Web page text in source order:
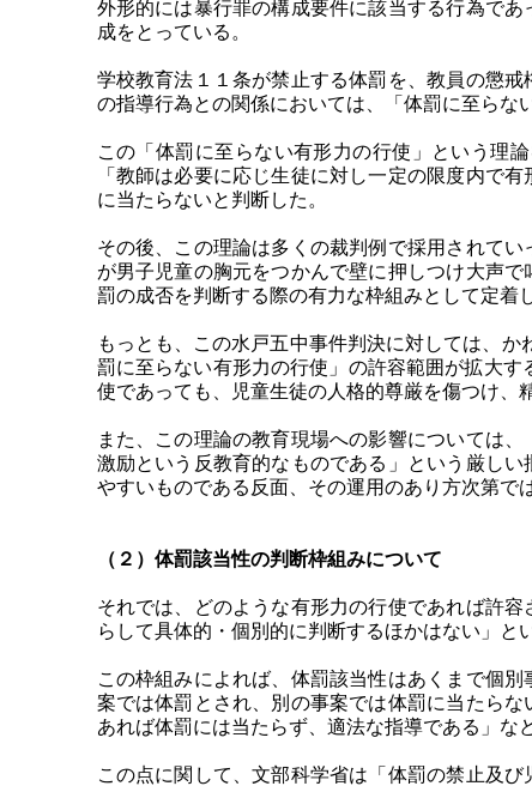
外形的には暴行罪の構成要件に該当する行為で
成をとっている。
学校教育法１１条が禁止する体罰を、教員の懲
の指導行為との関係においては、「体罰に至らな
この「体罰に至らない有形力の行使」という理
「教師は必要に応じ生徒に対し一定の限度内で
に当たらないと判断した。
その後、この理論は多くの裁判例で採用されて
が男子児童の胸元をつかんで壁に押しつけ大声
罰の成否を判断する際の有力な枠組みとして定着
もっとも、この水戸五中事件判決に対しては、
罰に至らない有形力の行使」の許容範囲が拡大
使であっても、児童生徒の人格的尊厳を傷つけ、
また、この理論の教育現場への影響については
激励という反教育的なものである」という厳し
やすいものである反面、その運用のあり方次第で
（２）体罰該当性の判断枠組みについて
それでは、どのような有形力の行使であれば許
らして具体的・個別的に判断するほかはない」と
この枠組みによれば、体罰該当性はあくまで個
案では体罰とされ、別の事案では体罰に当たら
あれば体罰には当たらず、適法な指導である」な
この点に関して、文部科学省は「体罰の禁止及